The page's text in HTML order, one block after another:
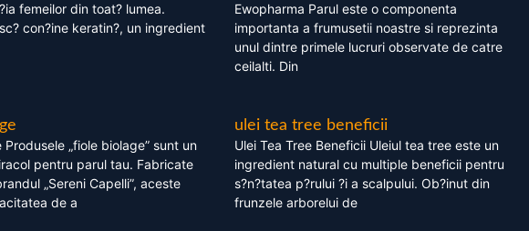
femeilor din toat? lumea.
con?ine keratin?, un ingredient
Ewopharma Parul este o componenta
importanta a frumusetii noastre si reprezinta
unul dintre primele lucruri observate de catre
ceilalti. Din
„fiole biolage” sunt un
pentru parul tau. Fabricate
„Sereni Capelli”, aceste
de a
ulei tea tree beneficii
Ulei Tea Tree Beneficii Uleiul tea tree este un
ingredient natural cu multiple beneficii pentru
s?n?tatea p?rului ?i a scalpului. Ob?inut din
frunzele arborelui de